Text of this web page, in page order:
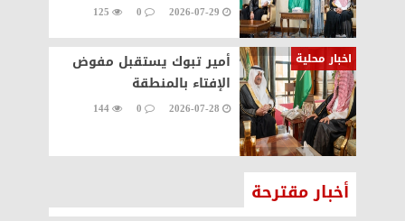
2026-07-29
0
125
اخبار محلية
أمير تبوك يستقبل مفوض
الإفتاء بالمنطقة
2026-07-28
0
144
أخبار مقترحة